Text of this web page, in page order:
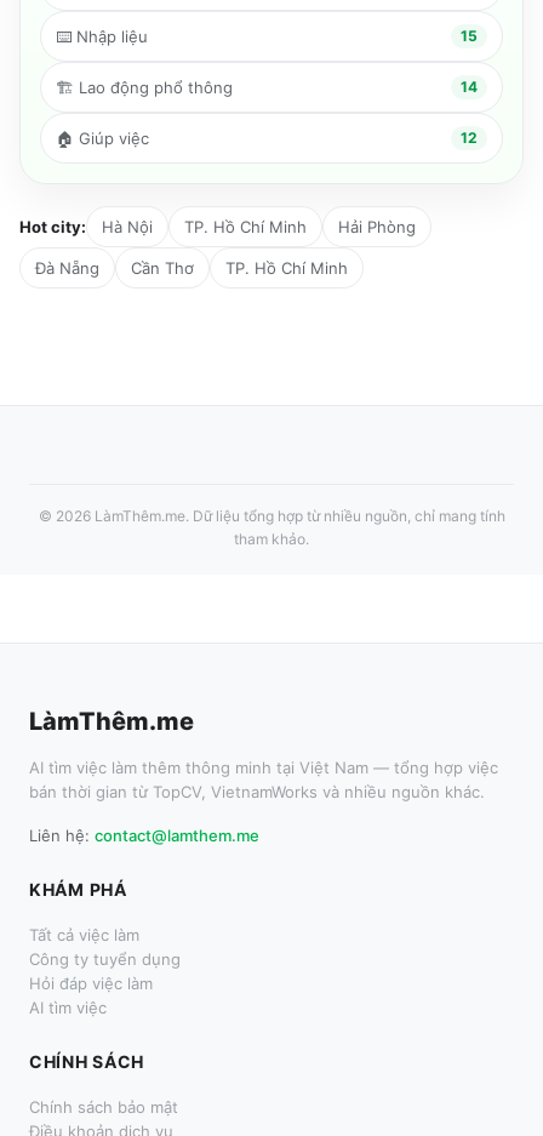
⌨️ Nhập liệu 15
🏗️ Lao động phổ thông 14
🏠 Giúp việc 12
Hot city: Hà Nội TP. Hồ Chí Minh Hải Phòng
Đà Nẵng Cần Thơ TP. Hồ Chí Minh
© 2026 LàmThêm.me. Dữ liệu tổng hợp từ nhiều nguồn, chỉ mang tính
tham khảo.
LàmThêm.me
AI tìm việc làm thêm thông minh tại Việt Nam — tổng hợp việc
bán thời gian từ TopCV, VietnamWorks và nhiều nguồn khác.
Liên hệ: contact@lamthem.me
KHÁM PHÁ
Tất cả việc làm
Công ty tuyển dụng
Hỏi đáp việc làm
AI tìm việc
CHÍNH SÁCH
Chính sách bảo mật
Điều khoản dịch vụ